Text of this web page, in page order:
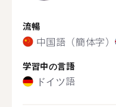
流暢
中国語（簡体字）
学習中の言語
ドイツ語